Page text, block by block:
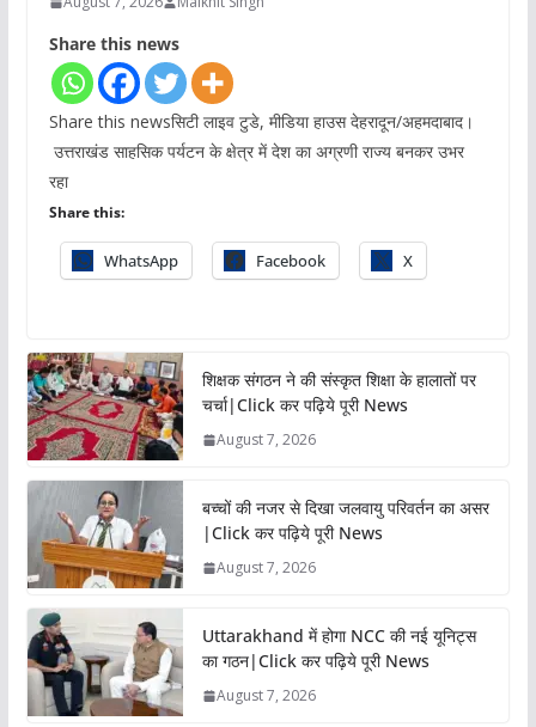
Share this news
Share this newsसिटी लाइव टुडे, मीडिया हाउस देहरादून/अहमदाबाद।
उत्तराखंड साहसिक पर्यटन के क्षेत्र में देश का अग्रणी राज्य बनकर उभर
रहा
Share this:
WhatsApp Facebook X
शिक्षक संगठन ने की संस्कृत शिक्षा के हालातों पर
चर्चा|Click कर पढ़िये पूरी News
August 7, 2026
बच्चों की नजर से दिखा जलवायु परिवर्तन का असर
|Click कर पढ़िये पूरी News
August 7, 2026
Uttarakhand में होगा NCC की नई यूनिट्स
का गठन|Click कर पढ़िये पूरी News
August 7, 2026